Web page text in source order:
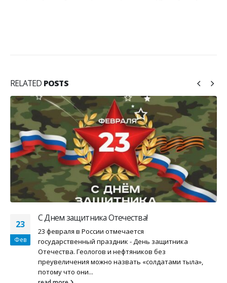
RELATED POSTS
23
Фев
С Днем защитника Отечества!
23 февраля в России отмечается
государственный праздник - День защитника
Отечества. Геологов и нефтяников без
преувеличения можно назвать «солдатами тыла»,
потому что они...